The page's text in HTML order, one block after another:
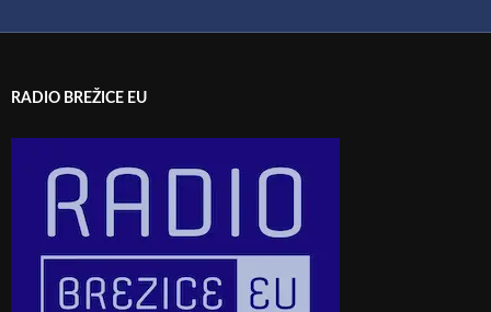
RADIO BREŽICE EU